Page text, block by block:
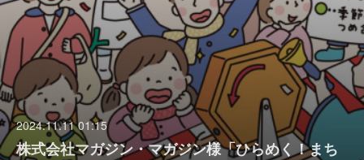
2024.11.11 01:15
株式会社マガジン・マガジン様「ひらめく！まち